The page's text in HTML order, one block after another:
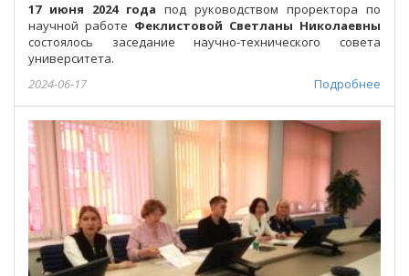
17 июня 2024 года под руководством проректора по
научной работе Феклистовой Светланы Николаевны
состоялось заседание научно-технического совета
университета.
Подробнее
2024-06-17